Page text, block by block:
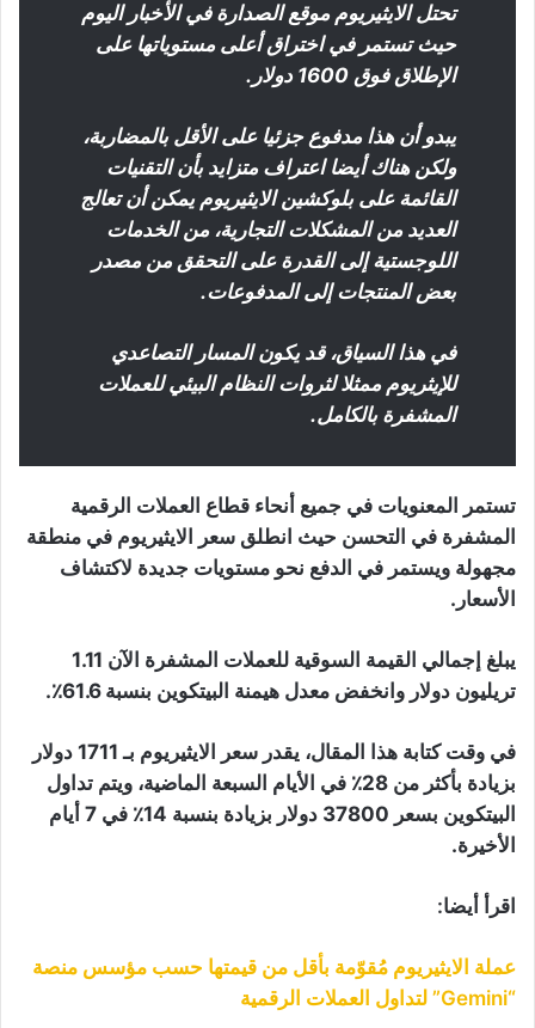
تحتل الايثيريوم موقع الصدارة في الأخبار اليوم
حيث تستمر في اختراق أعلى مستوياتها على
الإطلاق فوق 1600 دولار.
يبدو أن هذا مدفوع جزئيا على الأقل بالمضاربة،
ولكن هناك أيضا اعتراف متزايد بأن التقنيات
القائمة على بلوكشين الايثيريوم يمكن أن تعالج
العديد من المشكلات التجارية، من الخدمات
اللوجستية إلى القدرة على التحقق من مصدر
بعض المنتجات إلى المدفوعات.
في هذا السياق، قد يكون المسار التصاعدي
للإيثريوم ممثلا لثروات النظام البيئي للعملات
المشفرة بالكامل.
تستمر المعنويات في جميع أنحاء قطاع العملات الرقمية
المشفرة في التحسن حيث انطلق سعر الايثيريوم في منطقة
مجهولة ويستمر في الدفع نحو مستويات جديدة لاكتشاف
الأسعار.
يبلغ إجمالي القيمة السوقية للعملات المشفرة الآن 1.11
تريليون دولار وانخفض معدل هيمنة البيتكوين بنسبة 61.6٪.
في وقت كتابة هذا المقال، يقدر سعر الايثيريوم بـ 1711 دولار
بزيادة بأكثر من 28٪ في الأيام السبعة الماضية، ويتم تداول
البيتكوين بسعر 37800 دولار بزيادة بنسبة 14٪ في 7 أيام
الأخيرة.
اقرأ أيضا:
عملة الايثيريوم مُقوّمة بأقل من قيمتها حسب مؤسس منصة
“Gemini” لتداول العملات الرقمية